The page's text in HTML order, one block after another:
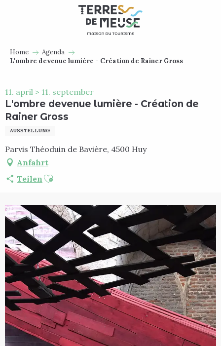
Home
Agenda
L'ombre devenue lumière - Création de Rainer Gross
11. april > 11. september
L'ombre devenue lumière - Création de
Rainer Gross
AUSSTELLUNG
Parvis Théoduin de Bavière, 4500 Huy
Anfahrt
Teilen Ajouter aux favoris